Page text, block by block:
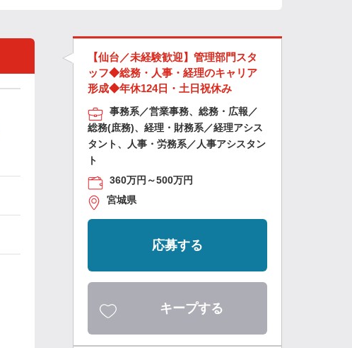
【仙台／未経験歓迎】管理部門スタ
ッフ◆総務・人事・経理のキャリア
形成◆年休124日・土日祝休み
事務系／営業事務、総務・広報／
総務(庶務)、経理・財務系／経理アシス
タント、人事・労務系／人事アシスタン
ト
360万円～500万円
宮城県
応募する
キープする